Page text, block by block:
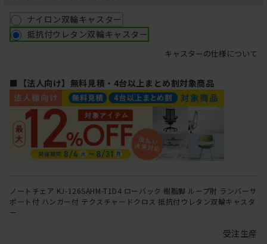
ナイロン双輪キャスター
抵抗付ウレタン双輪キャスター
キャスターの仕様について
■【法人向け】無料見積・4台以上まとめ割対象商品
ノートチェア KJ-126SAHM-T1D4 ローバック 樹脂脚 ループ肘 ランバーサ
ポート付 ハンガー付 テクスチャードクロス 抵抗付ウレタン双輪キャスタ
ー
受注生産